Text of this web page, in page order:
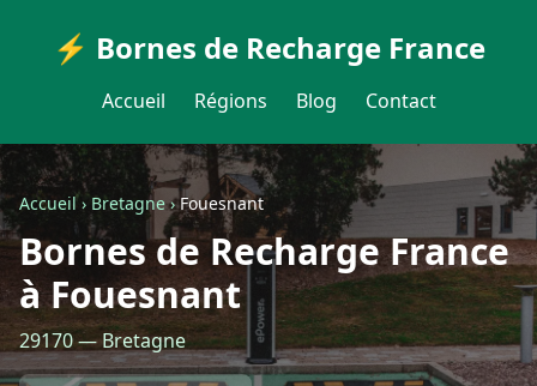
⚡ Bornes de Recharge France
Accueil Régions Blog Contact
Accueil›Bretagne›Fouesnant
Bornes de Recharge France
à Fouesnant
29170 — Bretagne